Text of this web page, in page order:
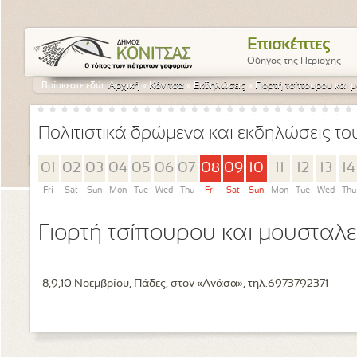
Επισκέπτες
Οδηγός της Περιοχής
Βρίσκεστε εδώ:Αρχική » Κόνιτσα » Εκδηλώσεις » Γιορτή τσίπουρου και
Πολιτιστικά δρώμενα και εκδηλώσεις
01
Fri
02
Sat
03
Sun
04
Mon
05
Tue
06
Wed
07
Thu
08
Fri
09
Sat
10
Sun Mon
12
Tue
13
Wed
14
Thu
Γιορτή τσίπουρου και
8,9,10 Νοεμβρίου, Πάδες, στον «Ανάσα», τηλ.6973792371